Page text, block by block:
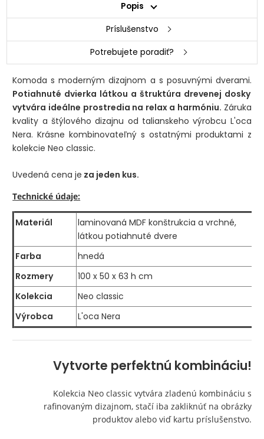
Popis
Príslušenstvo
Potrebujete poradiť?
Komoda s moderným dizajnom a s posuvnými dverami.
Potiahnuté dvierka látkou a štruktúra drevenej dosky
vytvára ideálne prostredia na relax a harmóniu. Záruka
kvality a štýlového dizajnu od talianskeho výrobcu L'oca
Nera. Krásne kombinovateľný s ostatnými produktami z
kolekcie Neo classic.
Uvedená cena je za jeden kus.
Technické údaje:
Materiál
laminovaná MDF konštrukcia a vrchné,
látkou potiahnuté dvere
Farba
hnedá
Rozmery
100 x 50 x 63 h cm
Kolekcia
Neo classic
Výrobca
L'oca Nera
Vytvorte perfektnú kombináciu!
Kolekcia Neo classic vytvára zladenú kombináciu s
rafinovaným dizajnom, stačí iba zakliknúť na obrázky
produktov alebo viď kartu príslušenstvo.